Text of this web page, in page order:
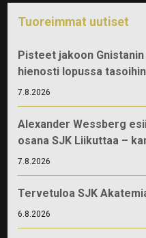
Tuoreimmat uutiset
Pisteet jakoon
hienosti lopussa tasoihin
7.8.2026
Alexander Wessberg
osana SJK Liikuttaa –
7.8.2026
Tervetuloa SJK
6.8.2026